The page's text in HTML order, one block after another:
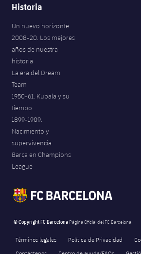
Historia
Un nuevo horizonte
2008-20. Los mejores
años de nuestra
historia
La era del Dream
Team
1950-61. Kubala y su
tiempo
1899-1909.
Nacimiento y
supervivencia
Barça en Champions
League
© Copyright FC Barcelona Página Oficial del FC Barcelona
Términos legales Política de Privacidad